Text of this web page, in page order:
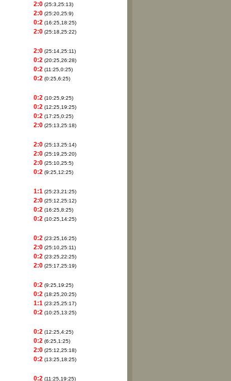
2:0 (25:3,25:13)
2:0 (25:20,25:9)
0:2 (16:25,18:25)
2:0 (25:18,25:22)
2:0 (25:14,25:11)
0:2 (20:25,26:28)
0:2 (11:25,0:25)
0:2 (0:25,6:25)
0:2 (10:25,9:25)
0:2 (12:25,19:25)
0:2 (17:25,0:25)
2:0 (25:13,25:18)
2:0 (25:13,25:14)
2:0 (25:19,25:20)
2:0 (25:10,25:5)
0:2 (9:25,12:25)
1:1 (25:23,21:25)
2:0 (25:12,25:12)
0:2 (16:25,8:25)
0:2 (10:25,14:25)
0:2 (23:25,16:25)
2:0 (25:10,25:11)
0:2 (23:25,22:25)
2:0 (25:17,25:19)
0:2 (9:25,19:25)
0:2 (18:25,20:25)
1:1 (23:25,25:17)
0:2 (10:25,13:25)
0:2 (12:25,4:25)
0:2 (6:25,1:25)
2:0 (25:12,25:18)
0:2 (13:25,18:25)
0:2 (11:25,19:25)